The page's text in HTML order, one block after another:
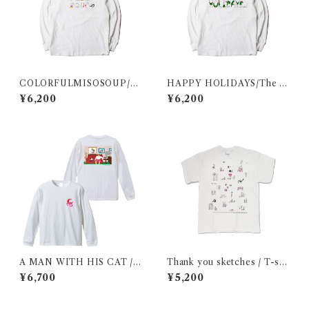
COLORFULMISOSOUP/T
he man letterforms / Long
sleeve shirt
¥6,200
HAPPY HOLIDAYS/The w
oman letterforms / Long sl
eeve shirt
¥6,200
A MAN WITH HIS CAT / L
ong sleeve shirt
¥6,700
Thank you sketches / T-shi
rt
¥5,200